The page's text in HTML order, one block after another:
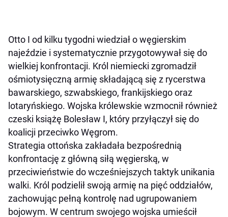
Otto I od kilku tygodni wiedział o węgierskim
najeździe i systematycznie przygotowywał się do
wielkiej konfrontacji. Król niemiecki zgromadził
ośmiotysięczną armię składającą się z rycerstwa
bawarskiego, szwabskiego, frankijskiego oraz
lotaryńskiego. Wojska królewskie wzmocnił również
czeski książę Bolesław I, który przyłączył się do
koalicji przeciwko Węgrom.
Strategia ottońska zakładała bezpośrednią
konfrontację z główną siłą węgierską, w
przeciwieństwie do wcześniejszych taktyk unikania
walki. Król podzielił swoją armię na pięć oddziałów,
zachowując pełną kontrolę nad ugrupowaniem
bojowym. W centrum swojego wojska umieścił